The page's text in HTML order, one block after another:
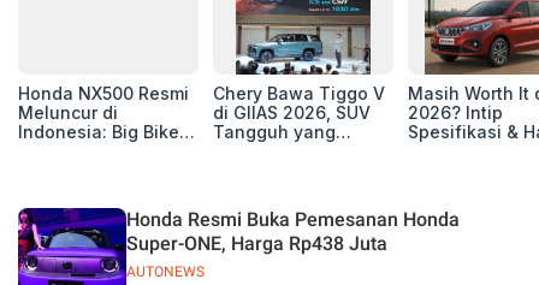
Honda NX500 Resmi
Meluncur di
Indonesia: Big Bike
Juta
Chery Bawa Tiggo V
di GIIAS 2026, SUV
Tangguh yang
Masih Worth It
2026? Intip
Spesifikasi &
AUTONEWS
Honda Resmi Buka Pemesanan Honda
Super-ONE, Harga Rp438 Juta